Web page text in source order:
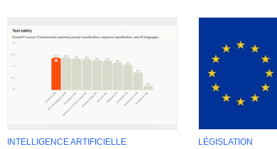
INTELLIGENCE ARTIFICIELLE LÉGISLATION